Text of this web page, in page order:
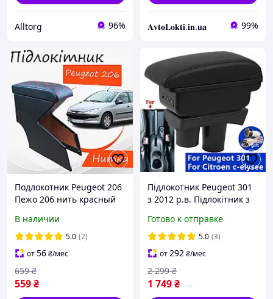
Alltorg 96% 𝐀𝐯𝐭𝐨𝐋𝐨𝐤𝐭𝐢.𝐢𝐧.𝐮𝐚 99%
Подлокотник Peugeot 206
Пежо 206 нить красный
салона обвес Tuning
аксессуары
В наличии
5.0 (2)
от56₴/мес
559₴
659 ₴
Підлокотник Peugeot 301
з 2012 р.в. Підлокітник з
Готово к отправке
5.0 (3)
от292₴/мес
1 749₴
2 299 ₴